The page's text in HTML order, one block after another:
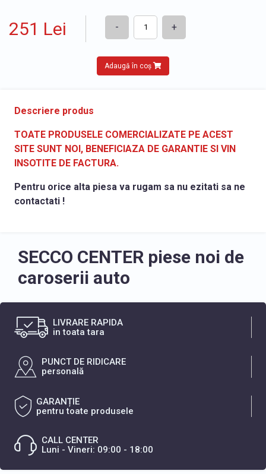
251 Lei - +
Adaugă în coș
Descriere produs
TOATE PRODUSELE COMERCIALIZATE PE ACEST
SITE SUNT NOI, BENEFICIAZA DE GARANTIE SI VIN
INSOTITE DE FACTURA.
Pentru orice alta piesa va rugam sa nu ezitati sa ne
contactati !
SECCO CENTER piese noi de
caroserii auto
LIVRARE RAPIDA
in toata tara
PUNCT DE RIDICARE
personală
GARANȚIE
pentru toate produsele
CALL CENTER
Luni - Vineri: 09:00 - 18:00